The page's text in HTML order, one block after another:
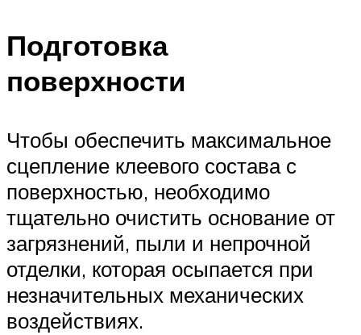
Подготовка
поверхности
Чтобы обеспечить максимальное
сцепление клеевого состава с
поверхностью, необходимо
тщательно очистить основание от
загрязнений, пыли и непрочной
отделки, которая осыпается при
незначительных механических
воздействиях.